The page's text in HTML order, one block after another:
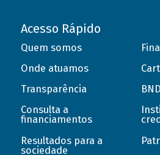
Acesso Rápido
Quem somos
Onde atuamos
Transparência
Consulta a
financiamentos
Resultados para a
sociedade